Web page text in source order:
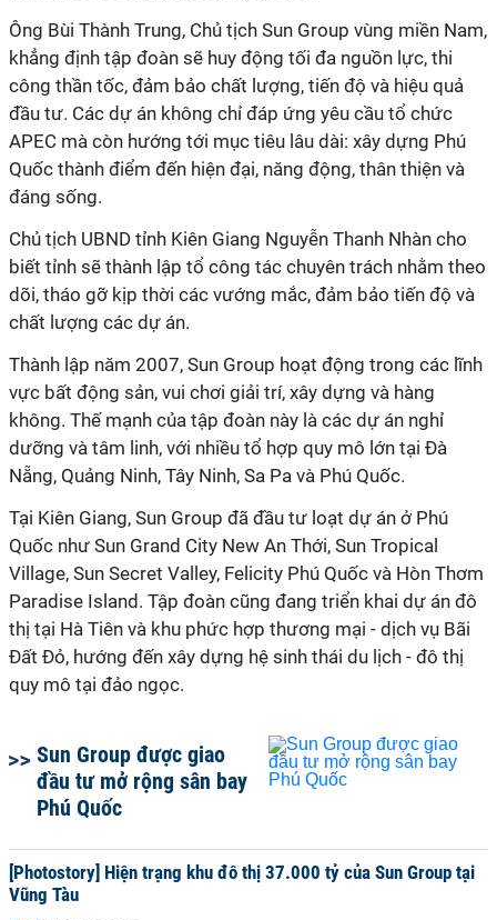
Ông Bùi Thành Trung, Chủ tịch Sun Group vùng miền Nam,
khẳng định tập đoàn sẽ huy động tối đa nguồn lực, thi
công thần tốc, đảm bảo chất lượng, tiến độ và hiệu quả
đầu tư. Các dự án không chỉ đáp ứng yêu cầu tổ chức
APEC mà còn hướng tới mục tiêu lâu dài: xây dựng Phú
Quốc thành điểm đến hiện đại, năng động, thân thiện và
đáng sống.
Chủ tịch UBND tỉnh Kiên Giang Nguyễn Thanh Nhàn cho
biết tỉnh sẽ thành lập tổ công tác chuyên trách nhằm theo
dõi, tháo gỡ kịp thời các vướng mắc, đảm bảo tiến độ và
chất lượng các dự án.
Thành lập năm 2007, Sun Group hoạt động trong các lĩnh
vực bất động sản, vui chơi giải trí, xây dựng và hàng
không. Thế mạnh của tập đoàn này là các dự án nghỉ
dưỡng và tâm linh, với nhiều tổ hợp quy mô lớn tại Đà
Nẵng, Quảng Ninh, Tây Ninh, Sa Pa và Phú Quốc.
Tại Kiên Giang, Sun Group đã đầu tư loạt dự án ở Phú
Quốc như Sun Grand City New An Thới, Sun Tropical
Village, Sun Secret Valley, Felicity Phú Quốc và Hòn Thơm
Paradise Island. Tập đoàn cũng đang triển khai dự án đô
thị tại Hà Tiên và khu phức hợp thương mại - dịch vụ Bãi
Đất Đỏ, hướng đến xây dựng hệ sinh thái du lịch - đô thị
quy mô tại đảo ngọc.
Sun Group được giao
đầu tư mở rộng sân bay
Phú Quốc
[Photostory] Hiện trạng khu đô thị 37.000 tỷ của Sun Group tại
Vũng Tàu